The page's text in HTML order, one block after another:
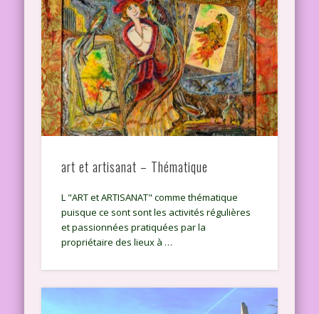
art et artisanat – Thématique
L "ART et ARTISANAT" comme thématique
puisque ce sont sont les activités régulières
et passionnées pratiquées par la
propriétaire des lieux à …